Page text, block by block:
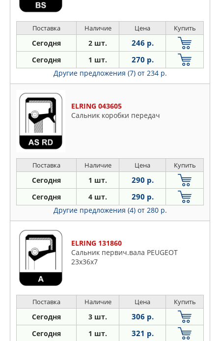
Поставка Наличие Цена Купить
Сегодня 2 шт. 246 р.
Сегодня 1 шт. 270 р.
Другие предложения (7) от 234 р.
ELRING 043605
Сальник коробки передач
Поставка Наличие Цена Купить
Сегодня 1 шт. 290 р.
Сегодня 4 шт. 290 р.
Другие предложения (4) от 280 р.
ELRING 131860
Сальник первич.вала PEUGEOT
23x36x7
Поставка Наличие Цена Купить
Сегодня 3 шт. 306 р.
Сегодня 1 шт. 321 р.